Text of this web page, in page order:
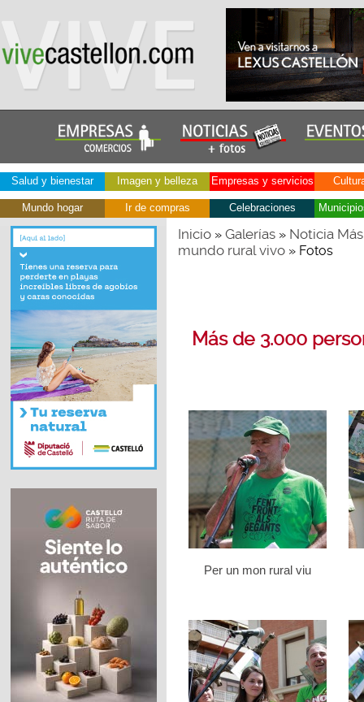
Salud y bienestar Imagen y belleza Empresas y servicios
Mundo hogar Ir de compras Celebraciones
Inicio» Galerías» Noticia
mundo rural vivo» Fotos
Más de 3.000
Per un mon rural viu